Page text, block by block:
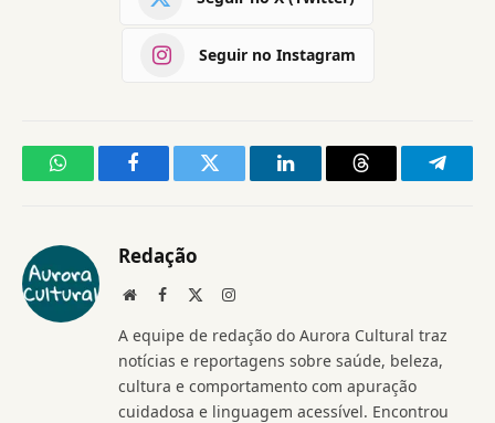
Seguir no Instagram
WhatsAppFacebookTwitter LinkedInThreads
Redação
WebsiteFacebook Instagram
A equipe de redação do Aurora Cultural traz
notícias e reportagens sobre saúde, beleza,
cultura e comportamento com apuração
cuidadosa e linguagem acessível. Encontrou